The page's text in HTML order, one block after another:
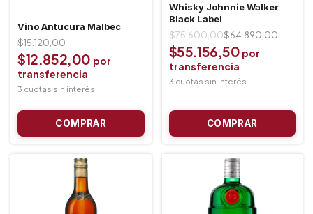
Vino Antucura Malbec
$15.120,00
$12.852,00
Whisky Johnnie Walker
Black Label
$64.890,00
$75.600,00
$55.156,50